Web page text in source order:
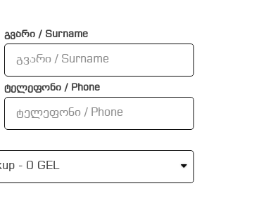
გვარი / Surname
ტელეფონი / Phone